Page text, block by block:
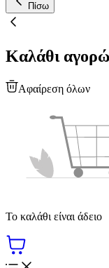
Πίσω
Καλάθι
Αφαίρεση όλων
Το καλάθι είναι άδειο